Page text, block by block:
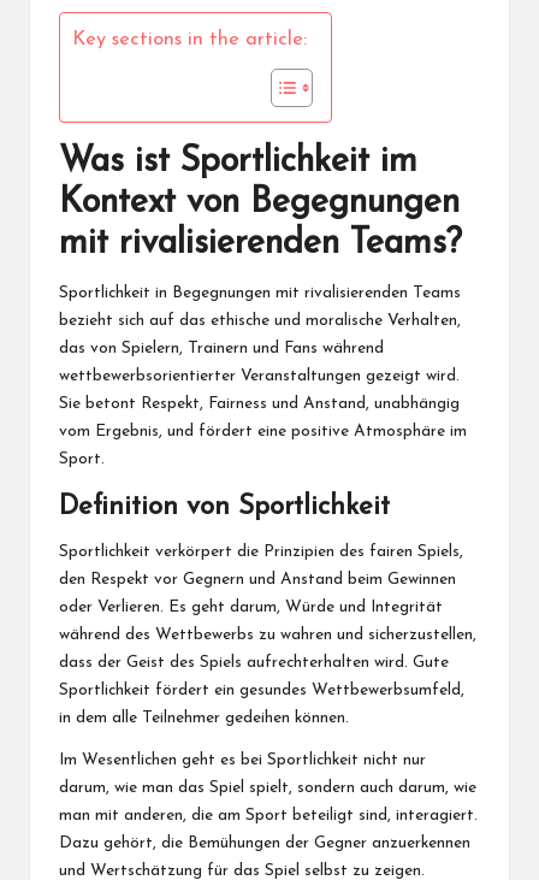
Key sections in the article:
Was ist Sportlichkeit im
Kontext von Begegnungen
mit rivalisierenden Teams?
Sportlichkeit in Begegnungen mit rivalisierenden Teams
bezieht sich auf das ethische und moralische Verhalten,
das von Spielern, Trainern und Fans während
wettbewerbsorientierter Veranstaltungen gezeigt wird.
Sie betont Respekt, Fairness und Anstand, unabhängig
vom Ergebnis, und fördert eine positive Atmosphäre im
Sport.
Definition von Sportlichkeit
Sportlichkeit verkörpert die Prinzipien des fairen Spiels,
den Respekt vor Gegnern und Anstand beim Gewinnen
oder Verlieren. Es geht darum, Würde und Integrität
während des Wettbewerbs zu wahren und sicherzustellen,
dass der Geist des Spiels aufrechterhalten wird. Gute
Sportlichkeit fördert ein gesundes Wettbewerbsumfeld,
in dem alle Teilnehmer gedeihen können.
Im Wesentlichen geht es bei Sportlichkeit nicht nur
darum, wie man das Spiel spielt, sondern auch darum, wie
man mit anderen, die am Sport beteiligt sind, interagiert.
Dazu gehört, die Bemühungen der Gegner anzuerkennen
und Wertschätzung für das Spiel selbst zu zeigen.